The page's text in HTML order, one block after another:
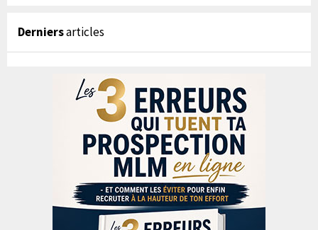
Derniersarticles